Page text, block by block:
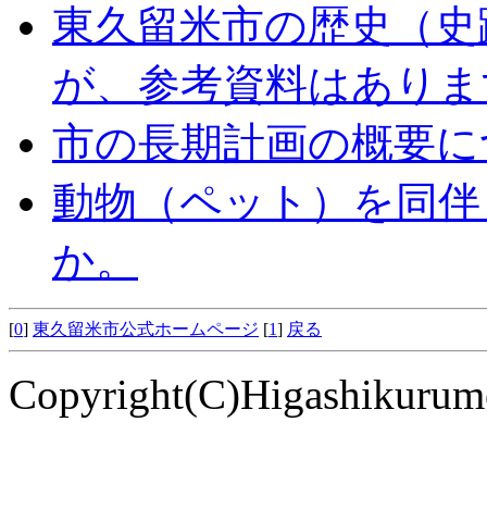
東久留米市の歴史（
が、参考資料はあり
市の長期計画の概要
動物（ペット）を同
か。
[0] 東久留米市公式ホームページ [1] 戻る